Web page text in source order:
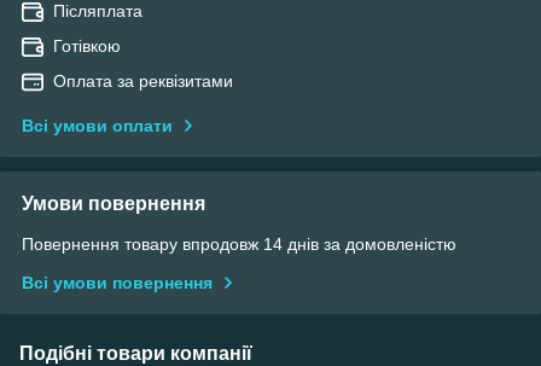
Післяплата
Готівкою
Оплата за реквізитами
Всі умови оплати
Умови повернення
Повернення товару впродовж 14 днів за домовленістю
Всі умови повернення
Подібні товари компанії